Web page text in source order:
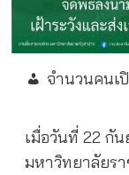
จำนวนคนเ
เมื่อวันที่ 22 กั
มหาวิทยาลัยร